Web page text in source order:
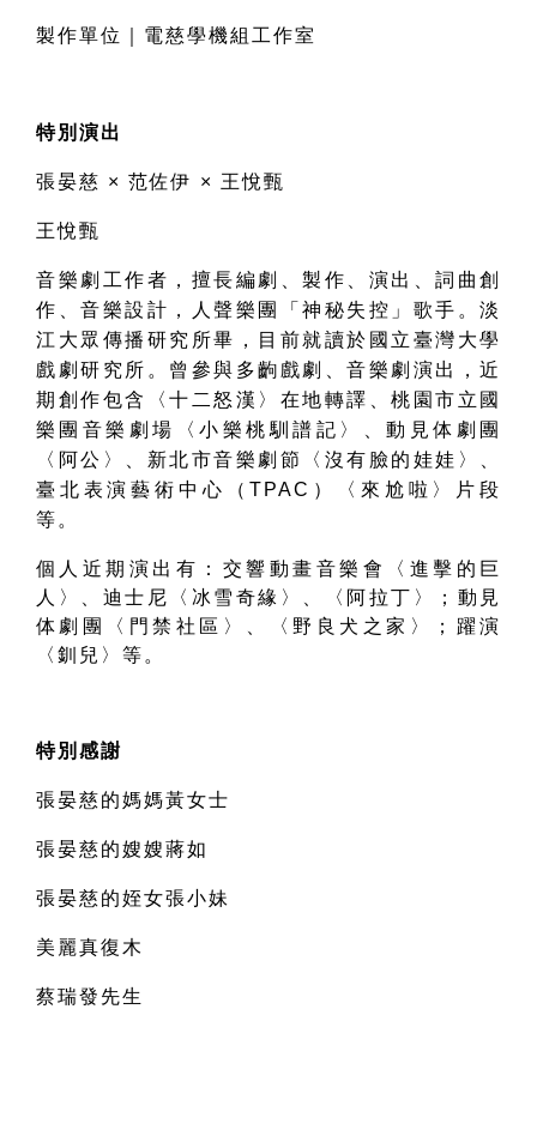
製作單位｜電慈學機組工作室
特別演出
張晏慈 × 范佐伊 × 王悅甄
王悅甄
音樂劇工作者，擅長編劇、製作、演出、詞曲創
作、音樂設計，人聲樂團「神秘失控」歌手。淡
江大眾傳播研究所畢，目前就讀於國立臺灣大學
戲劇研究所。曾參與多齣戲劇、音樂劇演出，近
期創作包含〈十二怒漢〉在地轉譯、桃園市立國
樂團音樂劇場〈小樂桃馴譜記〉、動見体劇團
〈阿公〉、新北市音樂劇節〈沒有臉的娃娃〉、
臺北表演藝術中心（TPAC）〈來尬啦〉片段
等。
個人近期演出有：交響動畫音樂會〈進擊的巨
人〉、迪士尼〈冰雪奇緣〉、〈阿拉丁〉；動見
体劇團〈門禁社區〉、〈野良犬之家〉；躍演
〈釧兒〉等。
特別感謝
張晏慈的媽媽黃女士
張晏慈的嫂嫂蔣如
張晏慈的姪女張小妹
美麗真復木
蔡瑞發先生